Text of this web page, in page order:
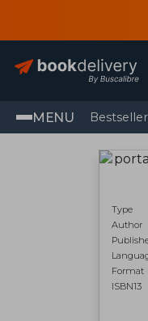
MENU
Type
Author
Format
ISBN13